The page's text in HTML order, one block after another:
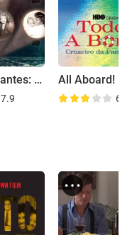
Luzes Brilhantes: Com Debbie Reynolds e Carrie Fisher
7.9 6.7